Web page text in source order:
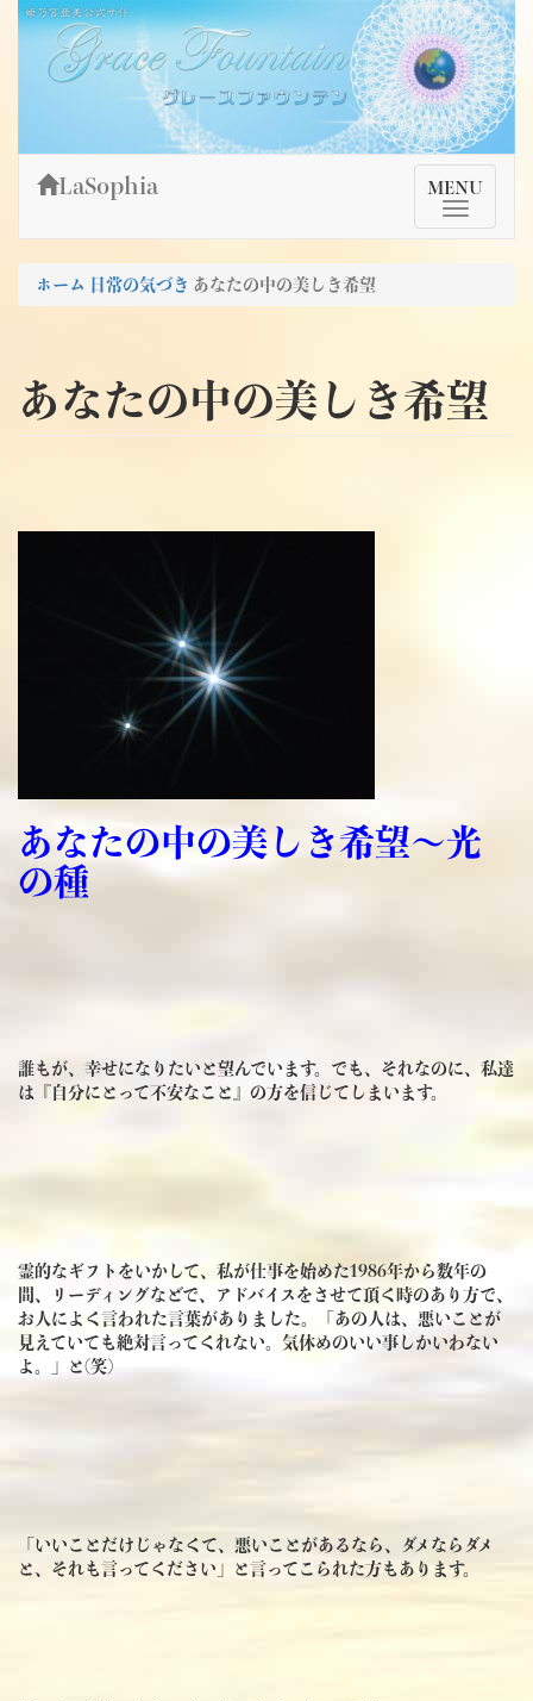
Skip
content
姫乃宮亜美公式サイト～Grace Fountain～
グレースファウンテン
TMenu
MENU
LaSophia
ホーム 日常の気づき あなたの中の美しき希望
あなたの中の美しき希望
あなたの中の美しき希望～光
の種
誰もが、幸せになりたいと望んでいます。でも、それなのに、私達
は『自分にとって不安なこと』の方を信じてしまいます。
霊的なギフトをいかして、私が仕事を始めた1986年から数年の
間、リーディングなどで、アドバイスをさせて頂く時のあり方で、
お人によく言われた言葉がありました。「あの人は、悪いことが
見えていても絶対言ってくれない。気休めのいい事しかいわない
よ。」と(笑)
「いいことだけじゃなくて、悪いことがあるなら、ダメならダメ
と、それも言ってください」と言ってこられた方もあります。